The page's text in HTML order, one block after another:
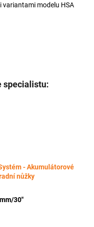
variantami modelu HSA
specialistu:
- Akumulátorové
nůžky
30"